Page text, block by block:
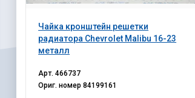
Чайка кронштейн решетки
радиатора Chevrolet Malibu 16-23
металл
Арт.466737
Ориг. номер84199161